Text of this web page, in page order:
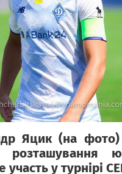
Яцик(на фото)
у турнірі